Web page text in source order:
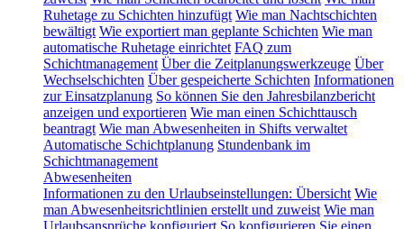
Ruhetage zu Schichten hinzufügt Wie man Nachtschichten
bewältigt Wie exportiert man geplante Schichten Wie man
automatische Ruhetage einrichtet FAQ zum
Schichtmanagement Über die Zeitplanungswerkzeuge Über
Wechselschichten Über gespeicherte Schichten Informationen
zur Einsatzplanung So können Sie den Jahresbilanzbericht
anzeigen und exportieren Wie man einen Schichttausch
beantragt Wie man Abwesenheiten in Shifts verwaltet
Automatische Schichtplanung Stundenbank im
Schichtmanagement
Abwesenheiten
Informationen zu den Urlaubseinstellungen: Übersicht Wie
man Abwesenheitsrichtlinien erstellt und zuweist Wie man
Urlaubsansprüche konfiguriert So konfigurieren Sie einen